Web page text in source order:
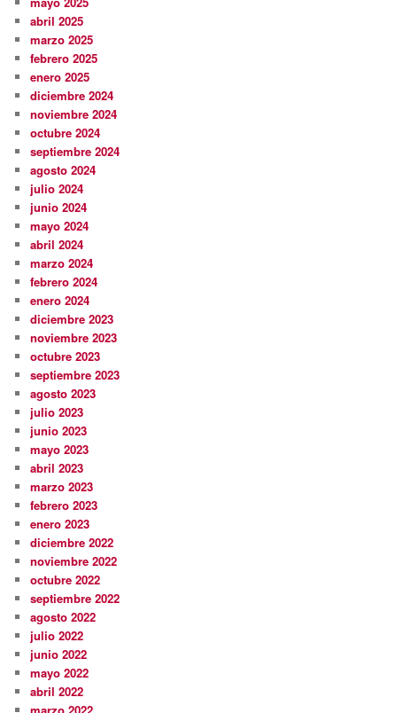
abril 2025
marzo 2025
febrero 2025
enero 2025
diciembre 2024
noviembre 2024
octubre 2024
septiembre 2024
agosto 2024
julio 2024
junio 2024
mayo 2024
abril 2024
marzo 2024
febrero 2024
enero 2024
diciembre 2023
noviembre 2023
octubre 2023
septiembre 2023
agosto 2023
julio 2023
junio 2023
mayo 2023
abril 2023
marzo 2023
febrero 2023
enero 2023
diciembre 2022
noviembre 2022
octubre 2022
septiembre 2022
agosto 2022
julio 2022
junio 2022
mayo 2022
abril 2022